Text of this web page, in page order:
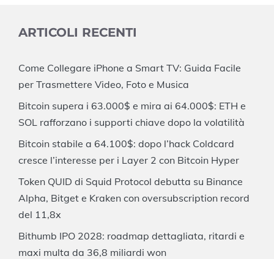
ARTICOLI RECENTI
Come Collegare iPhone a Smart TV: Guida Facile
per Trasmettere Video, Foto e Musica
Bitcoin supera i 63.000$ e mira ai 64.000$: ETH e
SOL rafforzano i supporti chiave dopo la volatilità
Bitcoin stabile a 64.100$: dopo l’hack Coldcard
cresce l’interesse per i Layer 2 con Bitcoin Hyper
Token QUID di Squid Protocol debutta su Binance
Alpha, Bitget e Kraken con oversubscription record
del 11,8x
Bithumb IPO 2028: roadmap dettagliata, ritardi e
maxi multa da 36,8 miliardi won